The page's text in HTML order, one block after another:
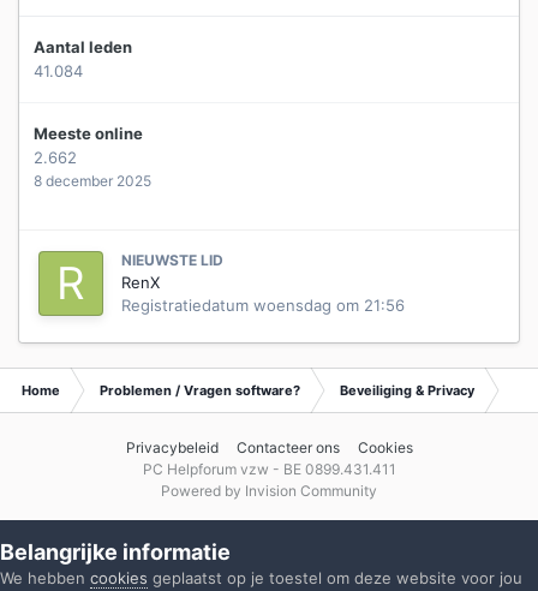
Aantal leden
41.084
Meeste online
2.662
8 december 2025
NIEUWSTE LID
RenX
Registratiedatum woensdag om 21:56
Home Problemen / Vragen software? Beveiliging & Privacy
Privacybeleid Contacteer ons
Cookies
PC Helpforum vzw - BE 0899.431.411
Powered by Invision Community
Belangrijke informatie
We hebben cookies geplaatst op je toestel om deze website voor jou